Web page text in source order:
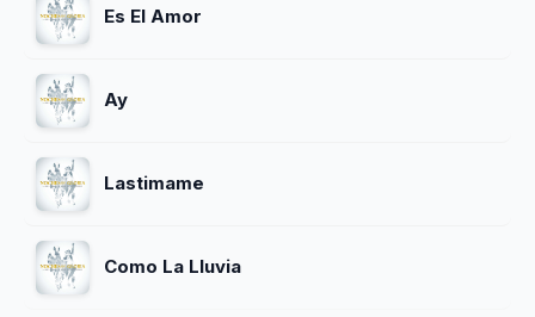
Es El Amor
Ay
Lastimame
Como La Lluvia